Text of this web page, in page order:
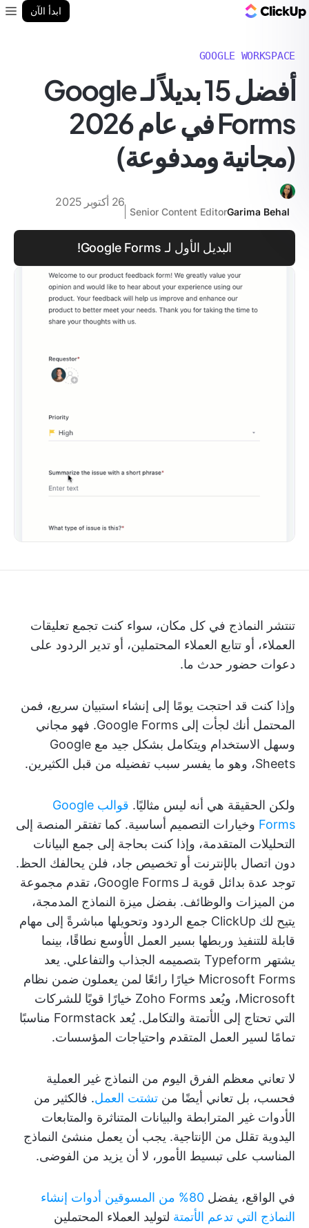
ابدأ الآن
GOOGLE WORKSPACE
أفضل 15 بديلاً لـ Google
Forms في عام 2026
(مجانية ومدفوعة)
Garima Behal
Senior Content Editor
26 أكتوبر 2025
البديل الأول لـ Google Forms!
تنتشر النماذج في كل مكان، سواء كنت تجمع تعليقات
العملاء، أو تتابع العملاء المحتملين، أو تدير الردود على
دعوات حضور حدث ما.
وإذا كنت قد احتجت يومًا إلى إنشاء استبيان سريع، فمن
المحتمل أنك لجأت إلى Google Forms. فهو مجاني
وسهل الاستخدام ويتكامل بشكل جيد مع Google
Sheets، وهو ما يفسر سبب تفضيله من قبل الكثيرين.
ولكن الحقيقة هي أنه ليس مثاليًا.
قوالب Google
Forms وخيارات التصميم أساسية. كما تفتقر المنصة إلى
التحليلات المتقدمة، وإذا كنت بحاجة إلى جمع البيانات
دون اتصال بالإنترنت أو تخصيص جاد، فلن يحالفك الحظ.
توجد عدة بدائل قوية لـ Google Forms، تقدم مجموعة
من الميزات والوظائف. بفضل ميزة النماذج المدمجة،
يتيح لك ClickUp جمع الردود وتحويلها مباشرةً إلى مهام
قابلة للتنفيذ وربطها بسير العمل الأوسع نطاقًا، بينما
يشتهر Typeform بتصميمه الجذاب والتفاعلي. يعد
Microsoft Forms خيارًا رائعًا لمن يعملون ضمن نظام
Microsoft، ويُعد Zoho Forms خيارًا قويًا للشركات
التي تحتاج إلى الأتمتة والتكامل. يُعد Formstack مناسبًا
تمامًا لسير العمل المتقدم واحتياجات المؤسسات.
لا تعاني معظم الفرق اليوم من النماذج غير العملية
فحسب، بل تعاني أيضًا من تشتت العمل. فالكثير من
الأدوات غير المترابطة والبيانات المتناثرة والمتابعات
اليدوية تقلل من الإنتاجية. يجب أن يعمل منشئ النماذج
المناسب على تبسيط الأمور، لا أن يزيد من الفوضى.
في الواقع، يفضل 80% من المسوقين
أدوات إنشاء
النماذج التي تدعم الأتمتة لتوليد العملاء المحتملين